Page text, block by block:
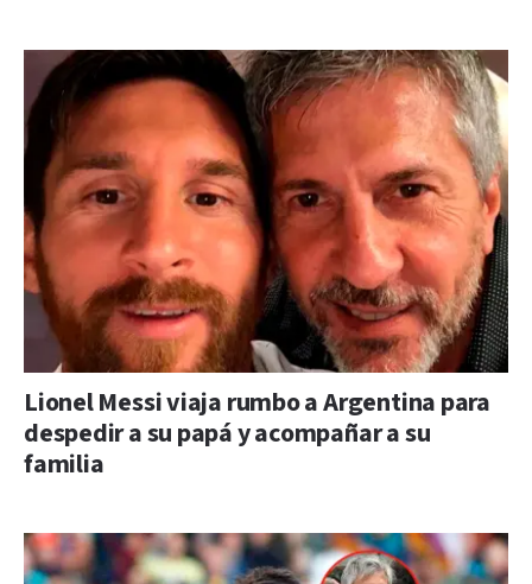
Lionel Messi viaja rumbo a Argentina para
despedir a su papá y acompañar a su
familia